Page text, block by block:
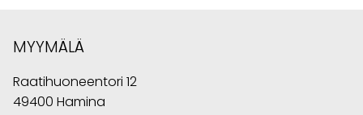
MYYMÄLÄ
Raatihuoneentori 12
49400 Hamina